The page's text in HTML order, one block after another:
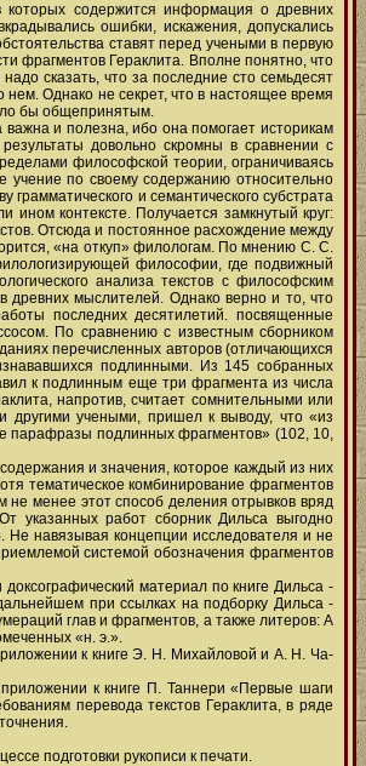
которых содержится информация о древних
ошибки, искажения, допускались
ставят перед учеными в первую
фрагментов Гераклита. Вполне понятно, что
сказать, что за последние сто семьдесят
Однако не секрет, что в настоящее время
бы общепринятым.
и полезна, ибо она помогает историкам
довольно скромны в сравнении с
философской теории, ограничиваясь
по своему содержанию относительно
и семантического субстрата
ином контексте. Получается замкнутый круг:
Отсюда и постоянное расхождение между
«на откуп» филологам. По мнению С. С.
философии, где подвижный
анализа текстов с философским
древних мыслителей. Однако верно и то, что
последних десятилетий. посвященные
По сравнению с известным сборником
перечисленных авторов (отличающихся
подлинными. Из 145 собранных
к подлинным еще три фрагмента из числа
напротив, считает сомнительными или
учеными, пришел к выводу, что «из
парафразы подлинных фрагментов» (102, 10,
и значения, которое каждый из них
тематическое комбинирование фрагментов
не менее этот способ деления отрывков вряд
указанных работ сборник Дильса выгодно
навязывая концепции исследователя и не
системой обозначения фрагментов
материал по книге Дильса -
при ссылках на подборку Дильса -
глав и фрагментов, а также литеров: А
«н. э.».
к книге Э. Н. Михайловой и А. Н. Ча-
к книге П. Таннери «Первые шаги
перевода текстов Гераклита, в ряде
подготовки рукописи к печати.